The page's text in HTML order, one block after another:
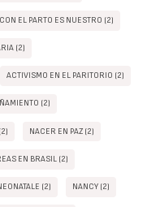
EL PARTO ES NUESTRO (2)
(2)
ACTIVISMO EN EL PARITORIO (2)
(2)
NACER EN PAZ (2)
EN BRASIL (2)
(2) NANCY (2)